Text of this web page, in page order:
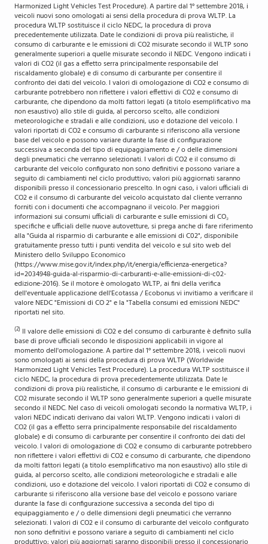
Harmonized Light Vehicles Test Procedure). A partire dal 1° settembre 2018, i
veicoli nuovi sono omologati ai sensi della procedura di prova WLTP. La
procedura WLTP sostituisce il ciclo NEDC, la procedura di prova
precedentemente utilizzata. Date le condizioni di prova più realistiche, il
consumo di carburante e le emissioni di CO2 misurate secondo il WLTP sono
generalmente superiori a quelle misurate secondo il NEDC. Vengono indicati i
valori di CO2 (il gas a effetto serra principalmente responsabile del
riscaldamento globale) e di consumo di carburante per consentire il
confronto dei dati del veicolo. I valori di omologazione di CO2 e consumo di
carburante potrebbero non riflettere i valori effettivi di CO2 e consumo di
carburante, che dipendono da molti fattori legati (a titolo esemplificativo ma
non esaustivo) allo stile di guida, al percorso scelto, alle condizioni
meteorologiche e stradali e alle condizioni, uso e dotazione del veicolo. I
valori riportati di CO2 e consumo di carburante si riferiscono alla versione
base del veicolo e possono variare durante la fase di configurazione
successiva a seconda del tipo di equipaggiamento e / o delle dimensioni
degli pneumatici che verranno selezionati. I valori di CO2 e il consumo di
carburante del veicolo configurato non sono definitivi e possono variare a
seguito di cambiamenti nel ciclo produttivo; valori più aggiornati saranno
disponibili presso il concessionario prescelto. In ogni caso, i valori ufficiali di
CO2 e il consumo di carburante del veicolo acquistato dal cliente verranno
forniti con i documenti che accompagnano il veicolo. Per maggiori
informazioni sui consumi ufficiali di carburante e sulle emissioni di CO₂
specifiche e ufficiali delle nuove autovetture, si prega anche di fare riferimento
alla "Guida al risparmio di carburante e alle emissioni di C02", disponibile
gratuitamente presso tutti i punti vendita del veicolo e sul sito web del
Ministero dello Sviluppo Economico
(https://www.mise.gov.it/index.php/it/energia/efficienza-energetica?
id=2034948-guida-al-risparmio-di-carburanti-e-alle-emissioni-di-c02-
edizione-2016). Se il motore è omologato WLTP, ai fini della verifica
dell'eventuale applicazione dell'Ecotassa / Ecobonus vi invitiamo a verificare il
valore NEDC "Emissioni di CO 2" e la "Tabella consumi ed emissioni NEDC"
riportati nel sito.
(2) Il valore delle emissioni di CO2 e del consumo di carburante è definito sulla
base di prove ufficiali secondo le disposizioni applicabili in vigore al
momento dell'omologazione. A partire dal 1° settembre 2018, i veicoli nuovi
sono omologati ai sensi della procedura di prova WLTP (Worldwide
Harmonized Light Vehicles Test Procedure). La procedura WLTP sostituisce il
ciclo NEDC, la procedura di prova precedentemente utilizzata. Date le
condizioni di prova più realistiche, il consumo di carburante e le emissioni di
CO2 misurate secondo il WLTP sono generalmente superiori a quelle misurate
secondo il NEDC. Nel caso di veicoli omologati secondo la normativa WLTP, i
valori NEDC indicati derivano dai valori WLTP. Vengono indicati i valori di
CO2 (il gas a effetto serra principalmente responsabile del riscaldamento
globale) e di consumo di carburante per consentire il confronto dei dati del
veicolo. I valori di omologazione di CO2 e consumo di carburante potrebbero
non riflettere i valori effettivi di CO2 e consumo di carburante, che dipendono
da molti fattori legati (a titolo esemplificativo ma non esaustivo) allo stile di
guida, al percorso scelto, alle condizioni meteorologiche e stradali e alle
condizioni, uso e dotazione del veicolo. I valori riportati di CO2 e consumo di
carburante si riferiscono alla versione base del veicolo e possono variare
durante la fase di configurazione successiva a seconda del tipo di
equipaggiamento e / o delle dimensioni degli pneumatici che verranno
selezionati. I valori di CO2 e il consumo di carburante del veicolo configurato
non sono definitivi e possono variare a seguito di cambiamenti nel ciclo